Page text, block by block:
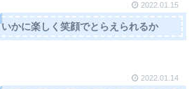
2022.01.15
いかに楽しく笑顔でとらえられるか
2022.01.14